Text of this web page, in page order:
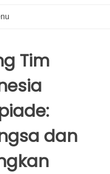
Tim
dan